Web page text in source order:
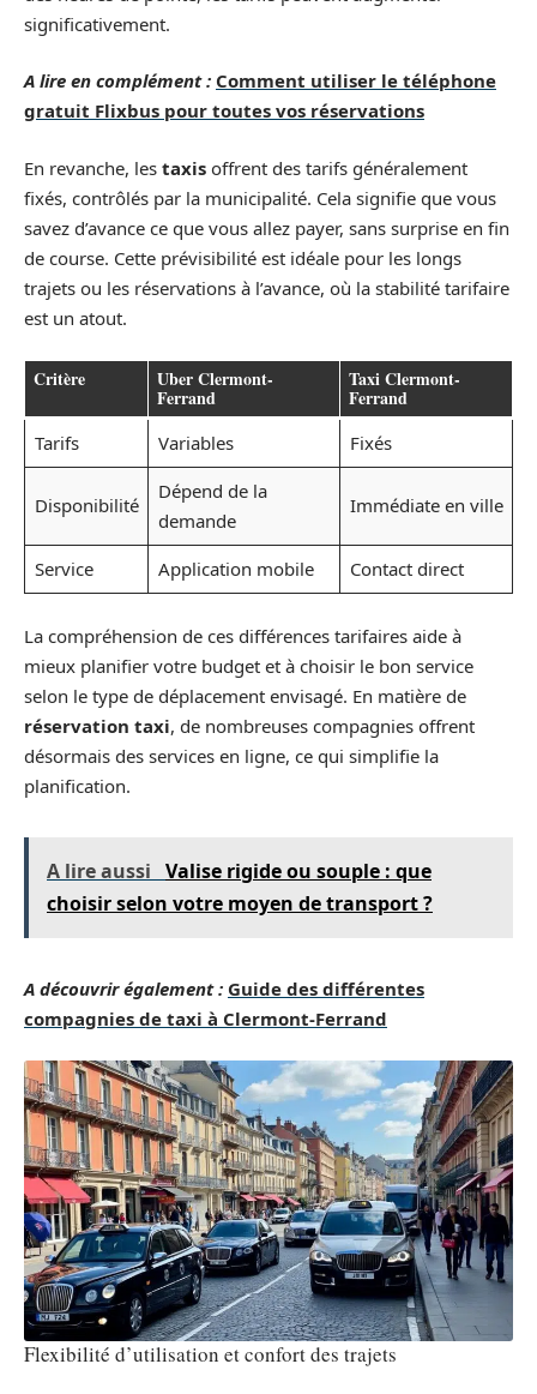
significativement.
A lire en complément : Comment utiliser le téléphone
gratuit Flixbus pour toutes vos réservations
En revanche, les taxis offrent des tarifs généralement
fixés, contrôlés par la municipalité. Cela signifie que vous
savez d’avance ce que vous allez payer, sans surprise en fin
de course. Cette prévisibilité est idéale pour les longs
trajets ou les réservations à l’avance, où la stabilité tarifaire
est un atout.
Critère Uber Clermont-
Ferrand
Taxi Clermont-
Ferrand
Tarifs Variables Fixés
Disponibilité
Dépend de la
demande
Immédiate en ville
Service Application mobile Contact direct
La compréhension de ces différences tarifaires aide à
mieux planifier votre budget et à choisir le bon service
selon le type de déplacement envisagé. En matière de
réservation taxi, de nombreuses compagnies offrent
désormais des services en ligne, ce qui simplifie la
planification.
A lire aussi Valise rigide ou souple : que
choisir selon votre moyen de transport ?
A découvrir également : Guide des différentes
compagnies de taxi à Clermont-Ferrand
Flexibilité d’utilisation et confort des trajets